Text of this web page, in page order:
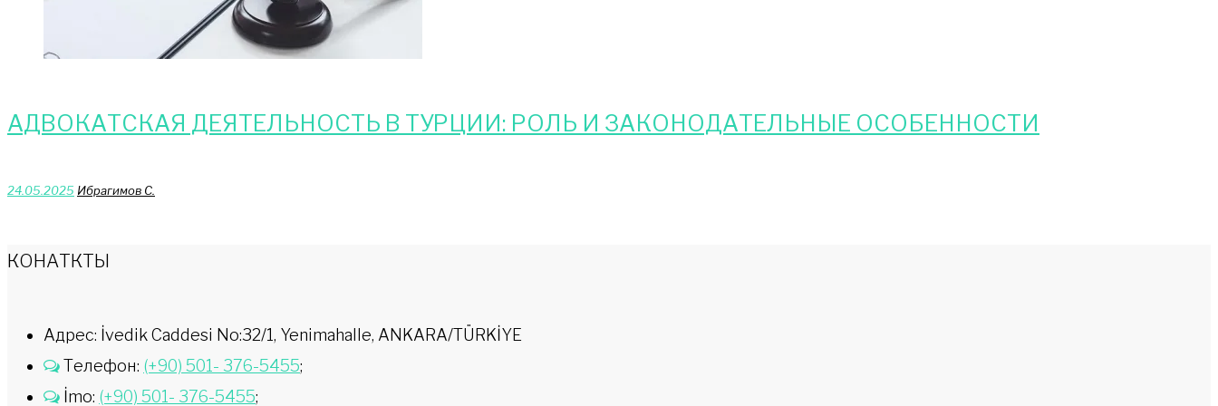
АДВОКАТСКАЯ ДЕЯТЕЛЬНОСТЬ В ТУРЦИИ: РОЛЬ И ЗАКОНОДАТЕЛЬНЫЕ ОСОБЕННОСТИ
24.05.2025 Ибрагимов С.
КОНАТКТЫ
Адрес: İvedik Caddesi No:32/1, Yenimahalle, ANKARA/TÜRKİYE
Телефон: (+90) 501- 376-5455;
İmo: (+90) 501- 376-5455;